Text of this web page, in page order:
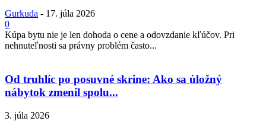
Gurkuda - 17. júla 2026
0
Kúpa bytu nie je len dohoda o cene a odovzdanie kľúčov. Pri
nehnuteľnosti sa právny problém často...
Od truhlíc po posuvné skrine: Ako sa úložný
nábytok zmenil spolu...
3. júla 2026